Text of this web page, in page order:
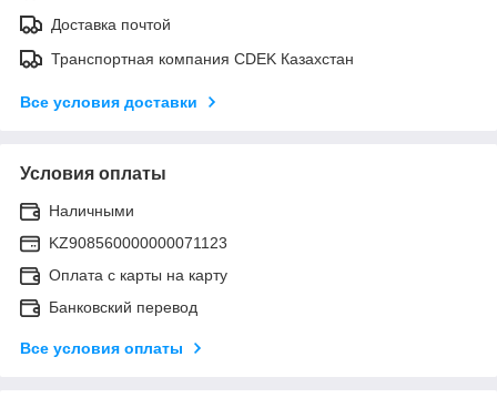
Доставка почтой
Транспортная компания CDEK Казахстан
Все условия доставки
Условия оплаты
Наличными
KZ908560000000071123
Оплата с карты на карту
Банковский перевод
Все условия оплаты